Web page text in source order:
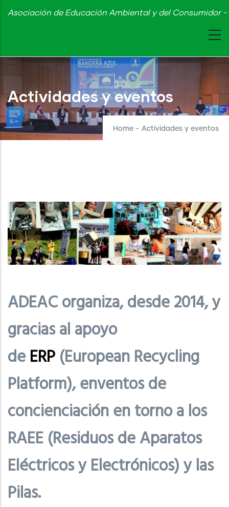
Skip
content
Asociación de Educación Ambiental y del Consumidor
Actividades y eventos
Home - Actividades y eventos
ADEAC organiza, desde 2014, y
gracias al apoyo
deERP(European Recycling
Platform), enventos de
concienciación en torno a los
RAEE (Residuos de Aparatos
Eléctricos y Electrónicos) y las
Pilas.